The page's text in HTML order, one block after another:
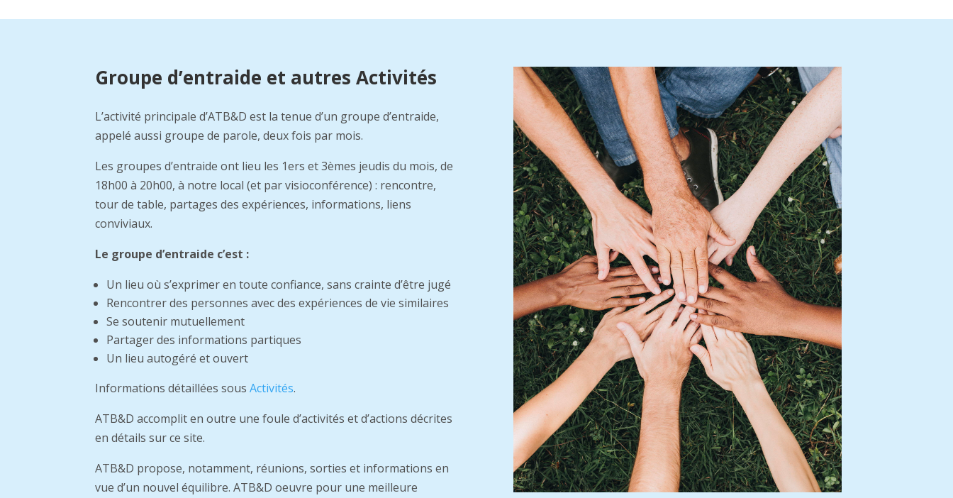
Groupe d’entraide et autres Activités
L’activité principale d’ATB&D est la tenue d’un groupe d’entraide,
appelé aussi groupe de parole, deux fois par mois.
Les groupes d’entraide ont lieu les 1ers et 3èmes jeudis du mois, de
18h00 à 20h00, à notre local (et par visioconférence) : rencontre,
tour de table, partages des expériences, informations, liens
conviviaux.
Le groupe d’entraide c’est :
Un lieu où s’exprimer en toute confiance, sans crainte d’être jugé
Rencontrer des personnes avec des expériences de vie similaires
Se soutenir mutuellement
Partager des informations partiques
Un lieu autogéré et ouvert
Informations détaillées sousActivités.
ATB&D accomplit en outre une foule d’activités et d’actions décrites
en détails sur ce site.
ATB&D propose, notamment, réunions, sorties et informations en
vue d’un nouvel équilibre. ATB&D oeuvre pour une meilleure